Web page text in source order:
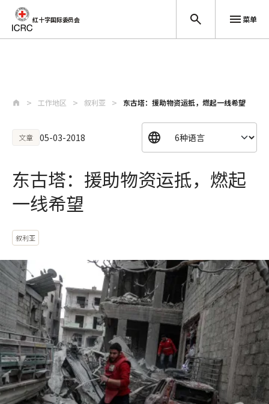
红十字国际委员会 菜单
工作地区 叙利亚 东古塔：援助物资运抵，燃起一线希望
文章 05-03-2018
东古塔：援助物资运抵，燃起
一线希望
叙利亚